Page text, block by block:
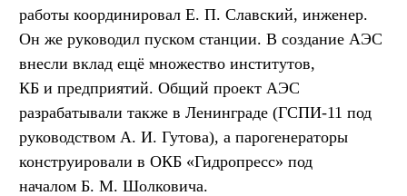
работы координировал Е. П. Славский, инженер.
Он же руководил пуском станции. В создание АЭС
внесли вклад ещё множество институтов,
КБ и предприятий. Общий проект АЭС
разрабатывали также в Ленинграде (ГСПИ-11 под
руководством А. И. Гутова), а парогенераторы
конструировали в ОКБ «Гидропресс» под
началом Б. М. Шолковича.